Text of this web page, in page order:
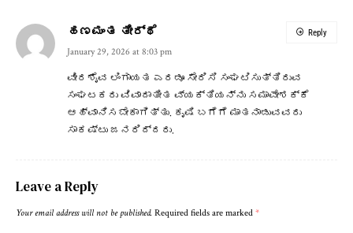
ಹಣಮಂತ ತೀರ್ಥೆ
January 29, 2026 at 8:03 pm
ವೀರಶೈವ ಲಿಂಗಾಯತ ಎರಡೂ ಸೇರಿಸಿ ಸಂಘಟಿಸುತ್ತಿರುವ
ಸಂಘಟಕರು ವಿವಾದಾತೀತ ವ್ಯಕ್ತಿಯನ್ನು ಸಮಾವೇಶಕ್ಕೆ
ಆಹ್ವಾನಿಸಬೇಕಾಗಿತ್ತು. ಕೃಷಿ ಬಗೆಗೆ ಮಾತನಾಡುವವರು
ಸಾಕಷ್ಟು ಜನರಿದ್ದರು.
Reply
Leave a Reply
Your email address will not be published. Required fields are marked *